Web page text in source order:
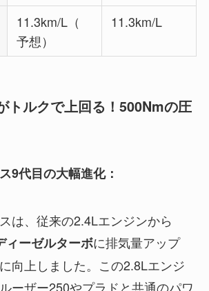
11.3km/L（
予想）
11.3km/L
トルクで上回る！500Nmの圧
9代目の大幅進化：
は、従来の2.4Lエンジンから
ィーゼルターボに排気量アップ
向上しました。この2.8Lエンジ
ーザー250やプラドと共通のパワ